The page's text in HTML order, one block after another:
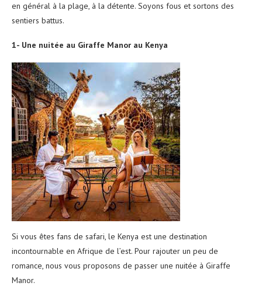
en général à la plage, à la détente. Soyons fous et sortons des
sentiers battus.
1- Une nuitée au Giraffe Manor au Kenya
Si vous êtes fans de safari, le Kenya est une destination
incontournable en Afrique de l’est. Pour rajouter un peu de
romance, nous vous proposons de passer une nuitée à Giraffe
Manor.